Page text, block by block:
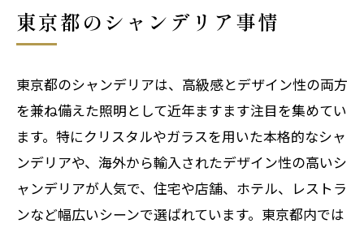
東京都のシャンデリア事情
東京都のシャンデリアは、高級感とデザイン性の両方
を兼ね備えた照明として近年ますます注目を集めてい
ます。特にクリスタルやガラスを用いた本格的なシャ
ンデリアや、海外から輸入されたデザイン性の高いシ
ャンデリアが人気で、住宅や店舗、ホテル、レストラ
ンなど幅広いシーンで選ばれています。東京都内では